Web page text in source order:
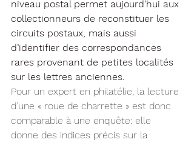
niveau postal permet aujourd’hui aux
collectionneurs de reconstituer les
circuits postaux, mais aussi
d’identifier des correspondances
rares provenant de petites localités
sur les lettres anciennes.
Pour un expert en philatélie, la lecture
d’une « roue de charrette » est donc
comparable à une enquête: elle
donne des indices précis sur la